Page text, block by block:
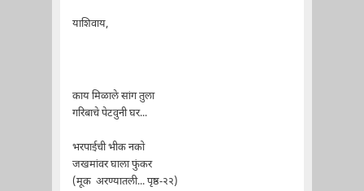
याशिवाय,
काय मिळाले सांग तुला
गरिबाचे पेटवुनी घर...
भरपाईची भीक नको
जखमांवर घाला फुंकर
(मूक अरण्यातली... पृष्ठ-२२)